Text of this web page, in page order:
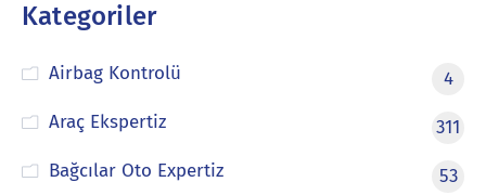
Kategoriler
Airbag Kontrolü
4
Araç Ekspertiz
311
Bağcılar Oto Expertiz
53